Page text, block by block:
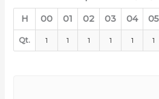
H 00 01 02 03 04 05
Qt. 1 1 1 1 1 1